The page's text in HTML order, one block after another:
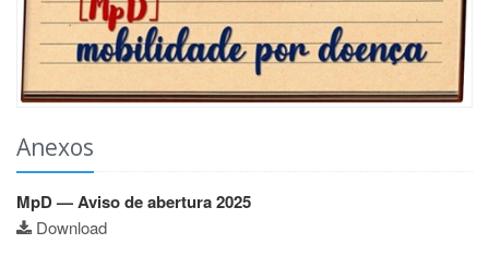
Anexos
MpD — Aviso de abertura 2025
Download